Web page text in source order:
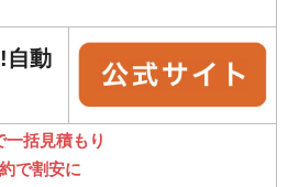
自動
一括見積もり
で割安に